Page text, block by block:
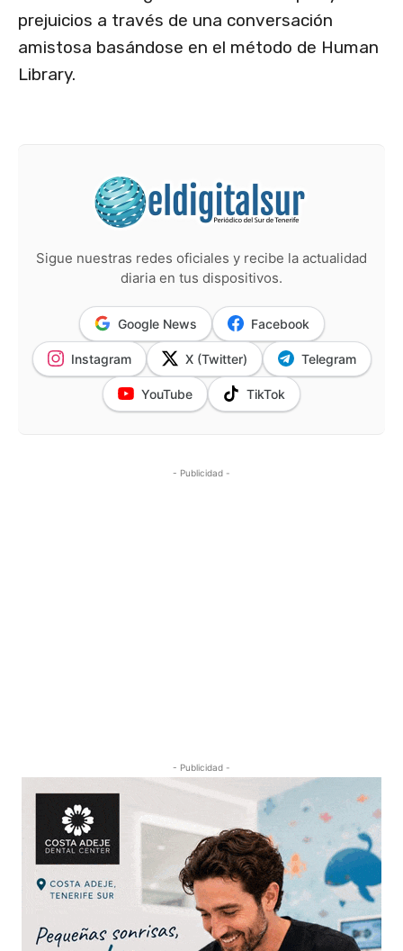
prejuicios a través de una conversación
amistosa basándose en el método de Human
Library.
Sigue nuestras redes oficiales y recibe la actualidad
diaria en tus dispositivos.
Google News Facebook
Instagram X (Twitter) Telegram
YouTube TikTok
- Publicidad -
- Publicidad -